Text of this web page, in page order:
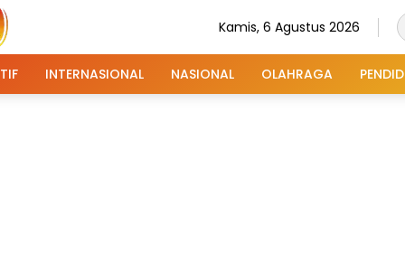
Kamis, 6 Agustus 2026
INTERNASIONAL NASIONAL OLAHRAGA